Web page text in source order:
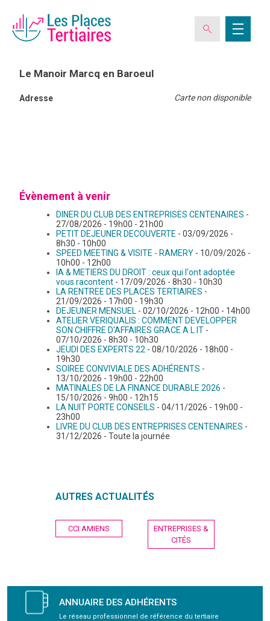
VERIQUALIS
EVÉNEMENTS
GRAVITY
PUBLICATIONS
Le Manoir Marcq en Baroeul
Carte non disponible
Adresse
Évènement à venir
DINER DU CLUB DES ENTREPRISES CENTENAIRES -
27/08/2026 - 19h00 - 21h00
PETIT DEJEUNER DECOUVERTE - 03/09/2026 -
8h30 - 10h00
SPEED MEETING & VISITE - RAMERY - 10/09/2026 -
10h00 - 12h00
IA & METIERS DU DROIT : ceux qui l'ont adoptée
vous racontent - 17/09/2026 - 8h30 - 10h30
LA RENTREE DES PLACES TERTIAIRES -
21/09/2026 - 17h00 - 19h30
DEJEUNER MENSUEL - 02/10/2026 - 12h00 - 14h00
ATELIER VERIQUALIS : COMMENT DEVELOPPER
SON CHIFFRE D'AFFAIRES GRACE A L IT -
07/10/2026 - 8h30 - 10h30
JEUDI DES EXPERTS 22 - 08/10/2026 - 18h00 -
19h30
SOIREE CONVIVIALE DES ADHÉRENTS -
13/10/2026 - 19h00 - 22h00
MATINALES DE LA FINANCE DURABLE 2026 -
15/10/2026 - 9h00 - 12h15
LA NUIT PORTE CONSEILS - 04/11/2026 - 19h00 -
23h00
LIVRE DU CLUB DES ENTREPRISES CENTENAIRES -
31/12/2026 - Toute la journée
AUTRES ACTUALITÉS
Navigation
de
CCI AMIENS
ENTREPRISES &
CITÉS
ANNUAIRE DES ADHÉRENTS
Le réseau professionnel de référence du tertiaire